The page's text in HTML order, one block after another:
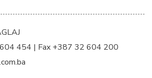
454 | Fax +387 32 604 200